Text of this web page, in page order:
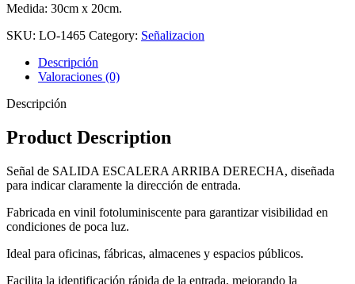
Medida: 30cm x 20cm.
SKU: LO-1465 Category: Señalizacion
Descripción
Valoraciones (0)
Descripción
Product Description
Señal de SALIDA ESCALERA ARRIBA DERECHA, diseñada
para indicar claramente la dirección de entrada.
Fabricada en vinil fotoluminiscente para garantizar visibilidad en
condiciones de poca luz.
Ideal para oficinas, fábricas, almacenes y espacios públicos.
Facilita la identificación rápida de la entrada, mejorando la